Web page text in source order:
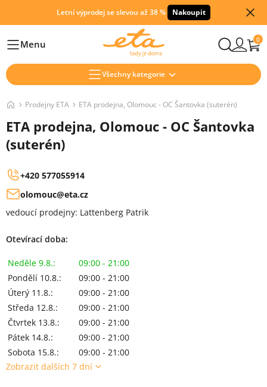
Letní výprodej se slevou až 38 % Nakoupit
HlavníMenu 0
Všechny kategorie
Prodejny ETA ETA prodejna, Olomouc - OC Šantovka (suterén)
ETA prodejna, Olomouc - OC Šantovka
(suterén)
+420 577055914
olomouc@eta.cz
vedoucí prodejny: Lattenberg Patrik
Otevírací doba:
Neděle 9.8.:
09:00 - 21:00
Pondělí 10.8.:
09:00 - 21:00
Úterý 11.8.:
09:00 - 21:00
Středa 12.8.:
09:00 - 21:00
Čtvrtek 13.8.:
09:00 - 21:00
Pátek 14.8.:
09:00 - 21:00
Sobota 15.8.:
09:00 - 21:00
Zobrazit dalších 7 dní